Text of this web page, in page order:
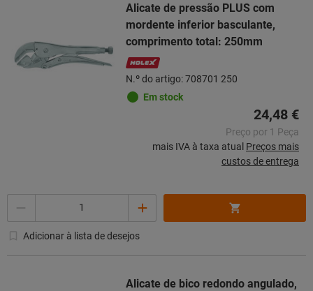
Alicate de pressão PLUS com
mordente inferior basculante,
comprimento total: 250mm
N.º do artigo: 708701 250
Em stock
24,48 €
Preço por 1 Peça
mais IVA à taxa atual Preços mais
custos de entrega
Adicionar à lista de desejos
Alicate de bico redondo angulado,